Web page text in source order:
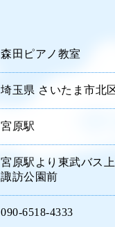
森田ピアノ教室
埼玉県 さいたま市北
宮原駅
宮原駅より東武バス
諏訪公園前
090-6518-4333